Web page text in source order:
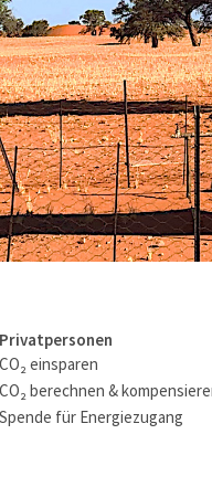
Privatpersonen
CO₂ einsparen
CO₂ berechnen &
Spende für Energiezugang